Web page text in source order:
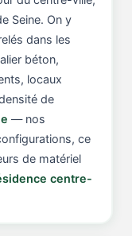
Seine. On y
dans les
béton,
locaux
de
— nos
ce
de matériel
centre-